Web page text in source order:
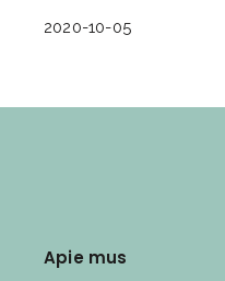
2020-10-05
Apie mus